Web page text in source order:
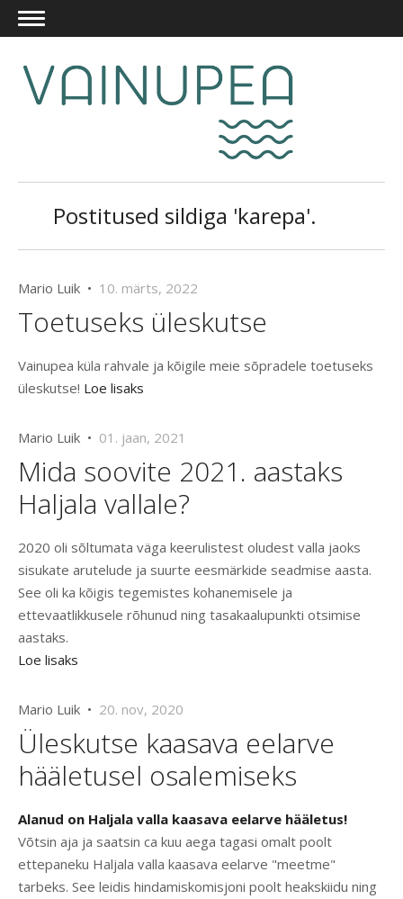
Postitused sildiga 'karepa'.
Mario Luik • 10. märts, 2022
Toetuseks üleskutse
Vainupea küla rahvale ja kõigile meie sõpradele toetuseks
üleskutse! Loe lisaks
Mario Luik • 01. jaan, 2021
Mida soovite 2021. aastaks
Haljala vallale?
2020 oli sõltumata väga keerulistest oludest valla jaoks
sisukate arutelude ja suurte eesmärkide seadmise aasta.
See oli ka kõigis tegemistes kohanemisele ja
ettevaatlikkusele rõhunud ning tasakaalupunkti otsimise
aastaks.
Loe lisaks
Mario Luik • 20. nov, 2020
Üleskutse kaasava eelarve
hääletusel osalemiseks
Alanud on Haljala valla kaasava eelarve hääletus!
Võtsin aja ja saatsin ca kuu aega tagasi omalt poolt
ettepaneku Haljala valla kaasava eelarve "meetme"
tarbeks. See leidis hindamiskomisjoni poolt heakskiidu ning